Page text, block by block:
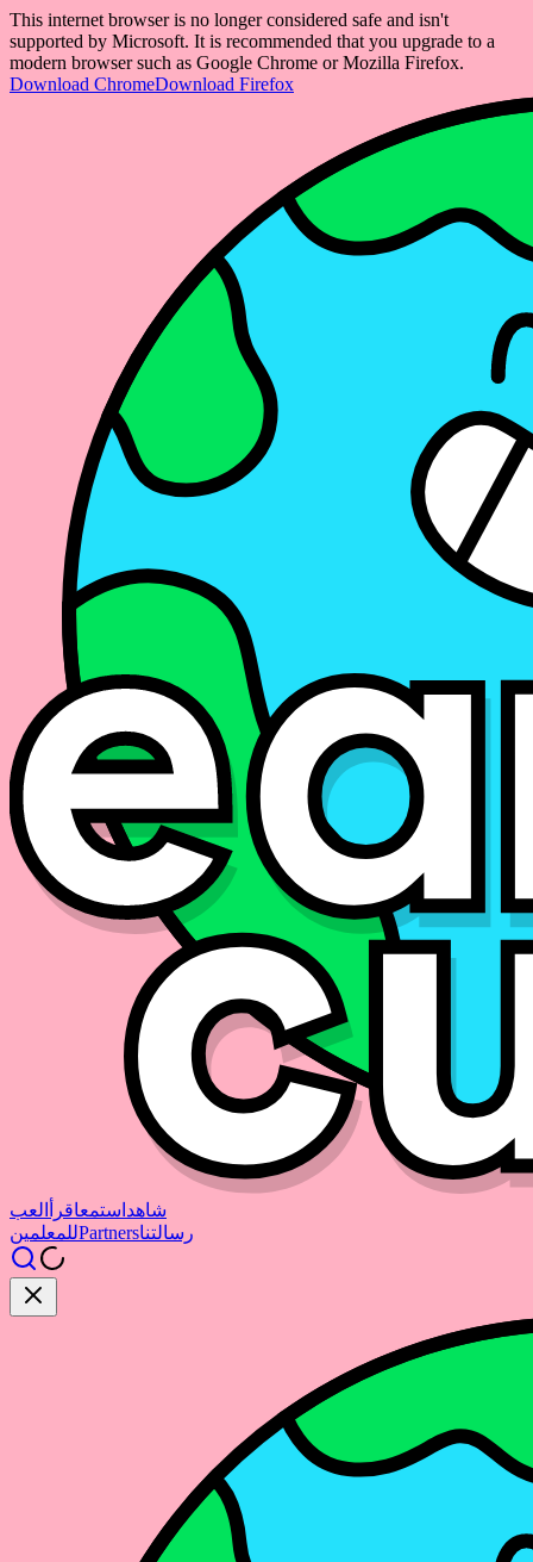
This internet browser is no longer considered safe and isn't
supported by Microsoft. It is recommended that you upgrade to a
modern browser such as Google Chrome or Mozilla Firefox.
Download ChromeDownload Firefox
شاهد استمعاقرأ
العب
للمعلمينPartnersرسالتنا